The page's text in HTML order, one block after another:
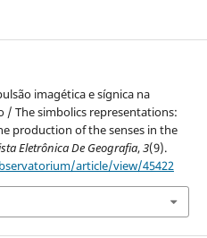
imagética e sígnica na
/ The simbolics representations:
production of the senses in the
Eletrônica De Geografia,3(9).
article/view/45422